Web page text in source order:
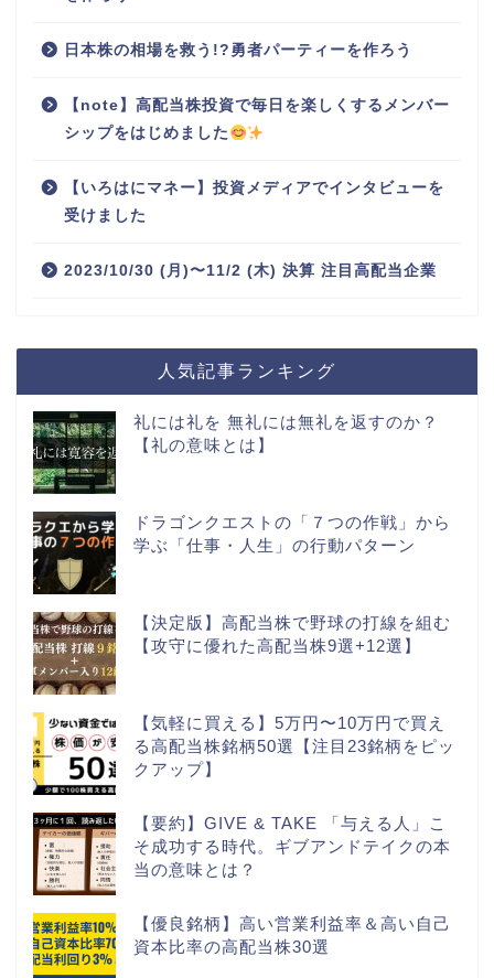
日本株の相場を救う!?勇者パーティーを作ろう
【note】高配当株投資で毎日を楽しくするメンバー
シップをはじめました
【いろはにマネー】投資メディアでインタビューを
受けました
2023/10/30 (月)〜11/2 (木) 決算 注目高配当企業
人気記事ランキング
礼には礼を 無礼には無礼を返すのか？
【礼の意味とは】
ドラゴンクエストの「７つの作戦」から
学ぶ「仕事・人生」の行動パターン
【決定版】高配当株で野球の打線を組む
【攻守に優れた高配当株9選+12選】
【気軽に買える】5万円〜10万円で買え
る高配当株銘柄50選【注目23銘柄をピッ
クアップ】
【要約】GIVE & TAKE 「与える人」こ
そ成功する時代。ギブアンドテイクの本
当の意味とは？
【優良銘柄】高い営業利益率＆高い自己
資本比率の高配当株30選